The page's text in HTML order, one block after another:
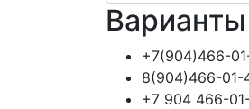
+7(904)466-
8(904)466-01-
+7 904 466-